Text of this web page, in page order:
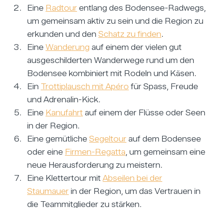
Eine Radtour entlang des Bodensee-Radwegs,
um gemeinsam aktiv zu sein und die Region zu
erkunden und den Schatz zu finden.
Eine Wanderung auf einem der vielen gut
ausgeschilderten Wanderwege rund um den
Bodensee kombiniert mit Rodeln und Käsen.
Ein Trottiplausch mit Apéro für Spass, Freude
und Adrenalin-Kick.
Eine Kanufahrt auf einem der Flüsse oder Seen
in der Region.
Eine gemütliche Segeltour auf dem Bodensee
oder eine Firmen-Regatta, um gemeinsam eine
neue Herausforderung zu meistern.
Eine Klettertour mit Abseilen bei der
Staumauer in der Region, um das Vertrauen in
die Teammitglieder zu stärken.